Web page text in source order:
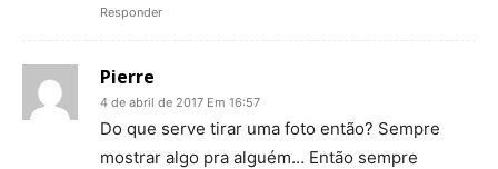
Responder
Pierre
4 de abril de 2017 Em 16:57
Do que serve tirar uma foto então? Sempre
mostrar algo pra alguém… Então sempre